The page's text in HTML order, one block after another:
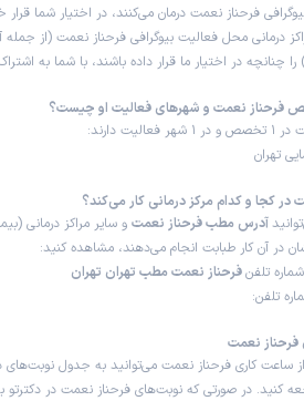
فرحناز نعمت درمان می‌کنند، در اختیار شما قرار
درمانی محل فعالیت بیوگرافی فرحناز نعمت (از
چنانچه در اختیار ما قرار داده باشند، با شما به
فرحناز نعمت و شهرهای فعالیت او چیست؟
دارند:
تهران
در کجا و کدام مرکز درمانی کار می‌کند؟
آدرس مطب فرحناز نعمت و سایر مراکز درمانی
در آن کار طبابت انجام می‌دهند، مشاهده کنید:
تلفنفرحناز نعمت مطب تهران تهران
تلفن:
نعمت
از ساعت کاری فرحناز نعمت می‌توانید به جدول
کنید. در صورتی که نوبت‌های فرحناز نعمت در دکترتو